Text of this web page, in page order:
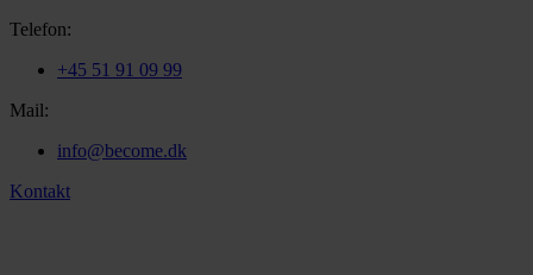
Telefon:
+45 51 91 09 99
Mail:
info@become.dk
Kontakt